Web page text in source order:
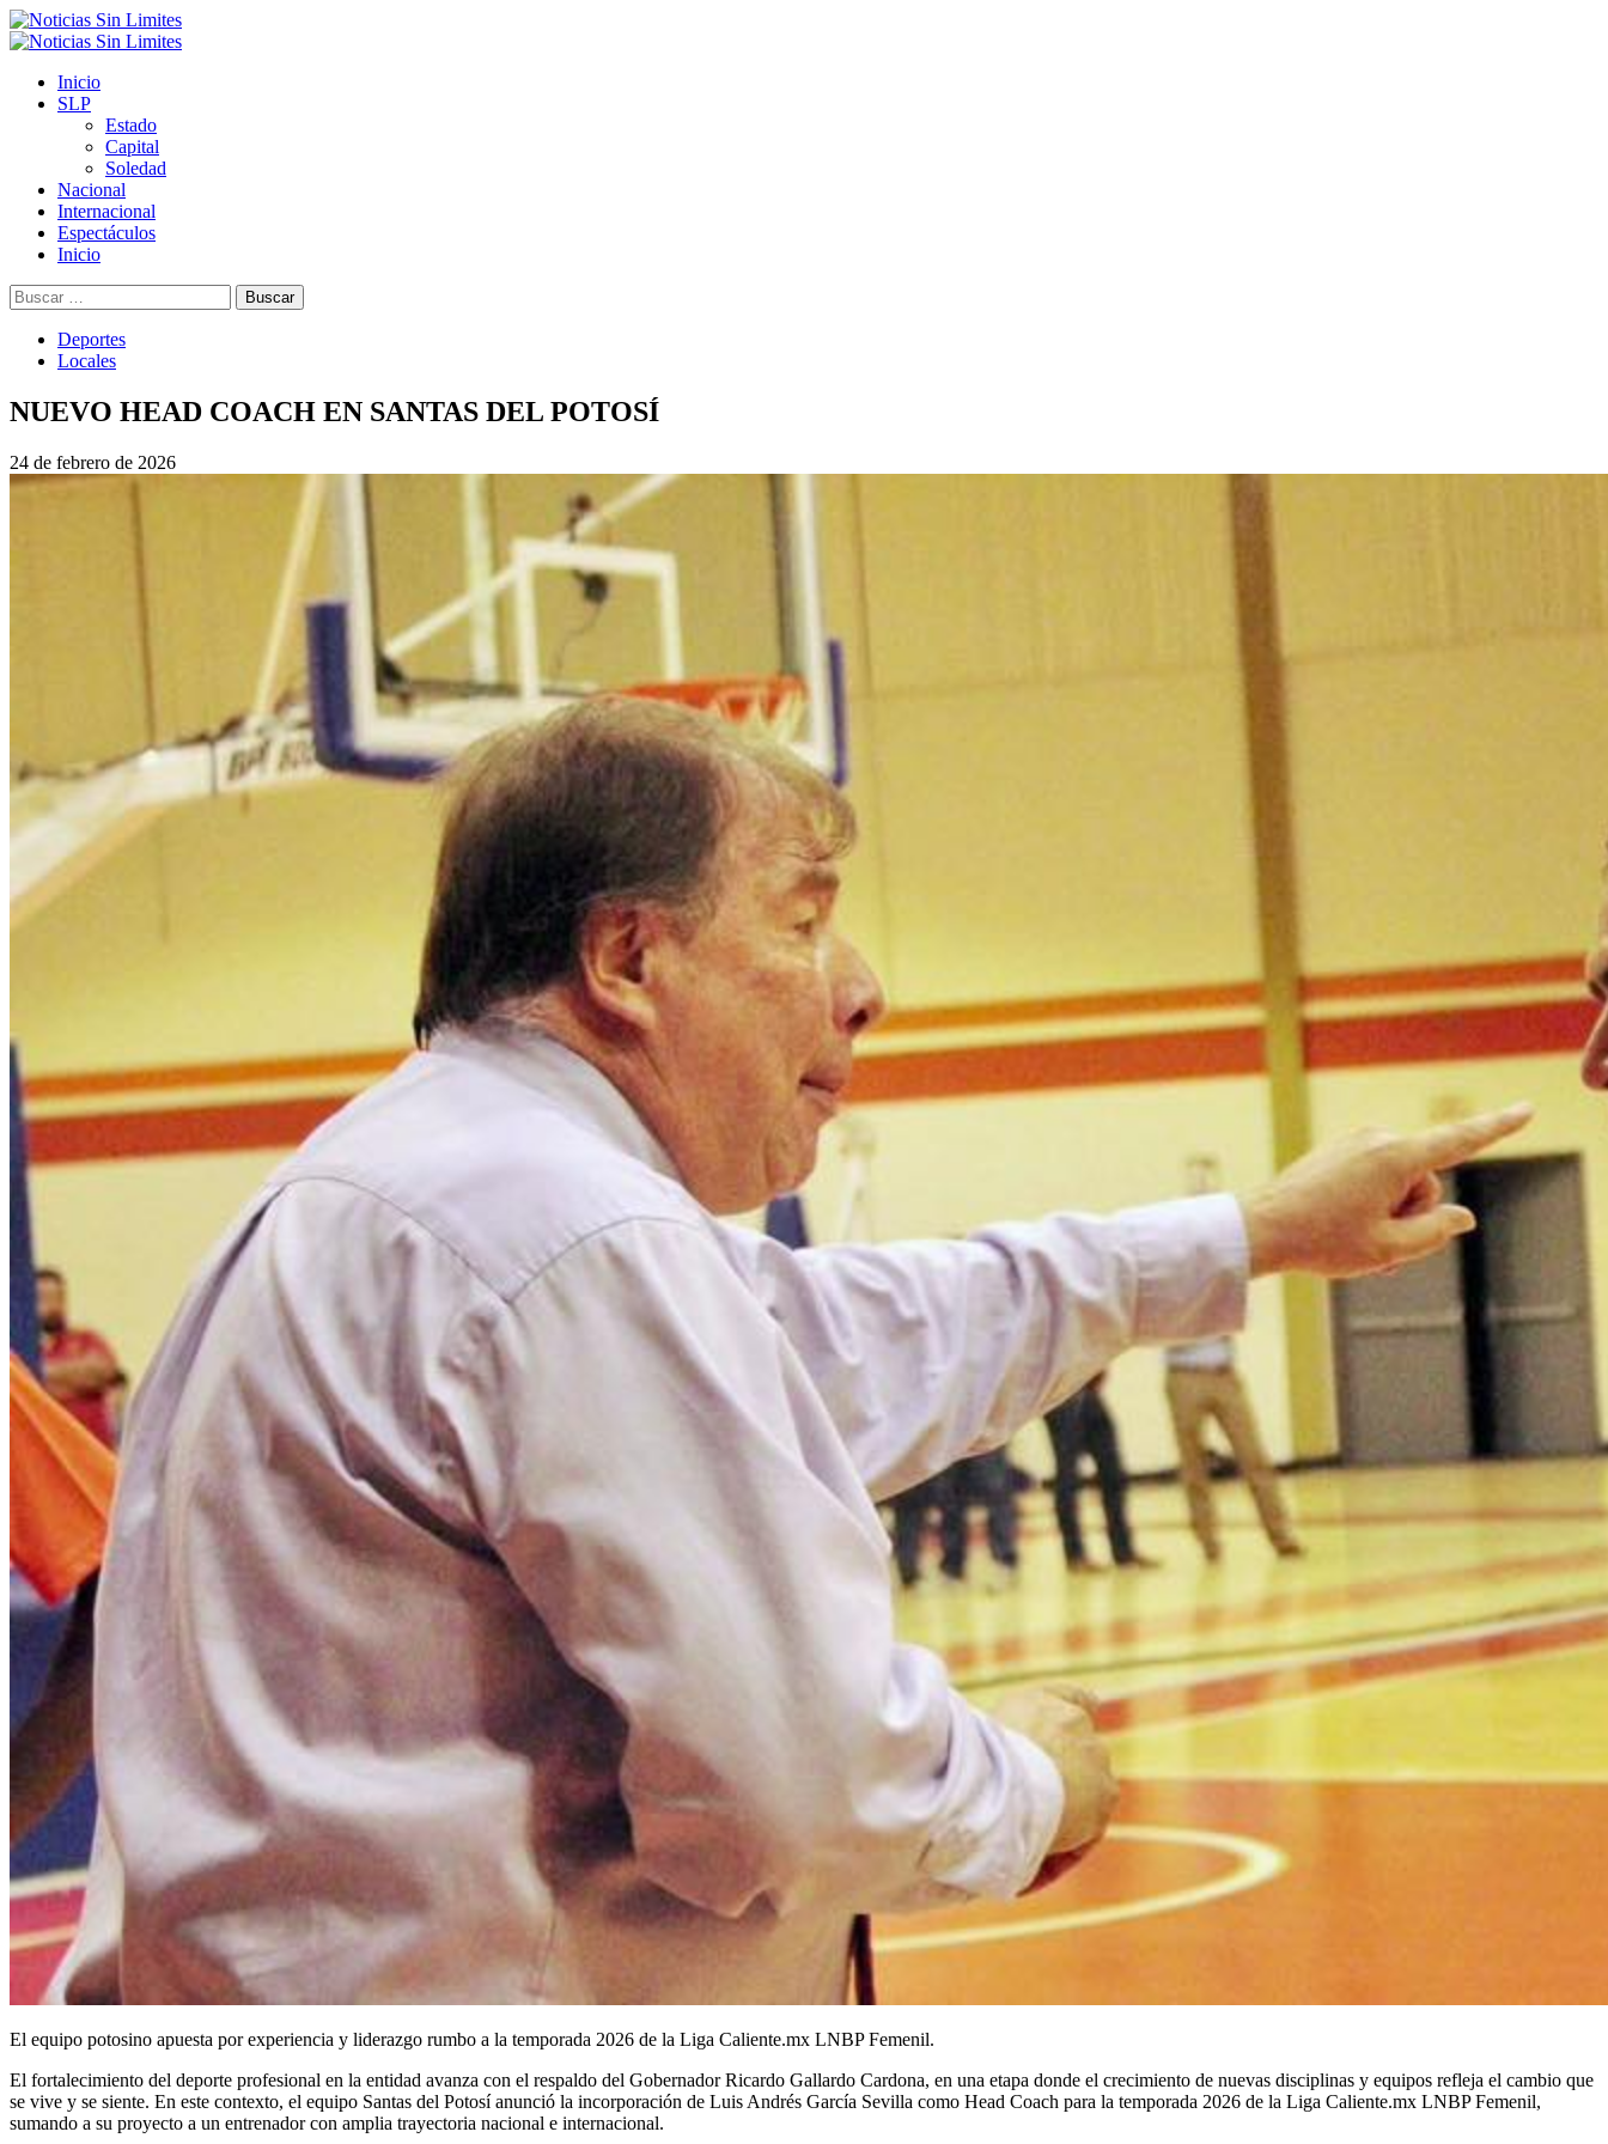
Saltar
al
Menú
Inicio
SLP
Estado
Capital
Soledad
Nacional
Internacional
Espectáculos
Inicio
Buscar:
Deportes
Locales
NUEVO HEAD COACH EN SANTAS DEL POTOSÍ
24 de febrero de 2026
El equipo potosino apuesta por experiencia y liderazgo rumbo a la temporada 2026 de la Liga Caliente.mx LNBP Femenil.
El fortalecimiento del deporte profesional en la entidad avanza con el respaldo del Gobernador Ricardo Gallardo Cardona, en una etapa donde el crecimiento de nuevas disciplinas y equipos refleja el cambio que
se vive y se siente. En este contexto, el equipo Santas del Potosí anunció la incorporación de Luis Andrés García Sevilla como Head Coach para la temporada 2026 de la Liga Caliente.mx LNBP Femenil,
sumando a su proyecto a un entrenador con amplia trayectoria nacional e internacional.